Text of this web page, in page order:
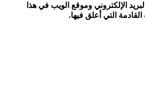
الإلكتروني وموقع الويب في هذا
التي أعلق فيها.